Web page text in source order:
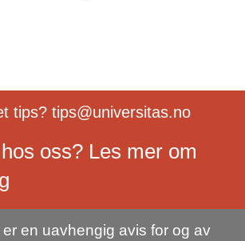
tips? tips@universitas.no
oss? Les mer om
en uavhengig avis for og av